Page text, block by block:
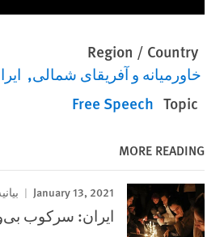
Region / Country
خاورمیانه و آفریقای شمالی
Topic
Free Speech
MORE READING
January 13, 2021
ایران: سرکوب